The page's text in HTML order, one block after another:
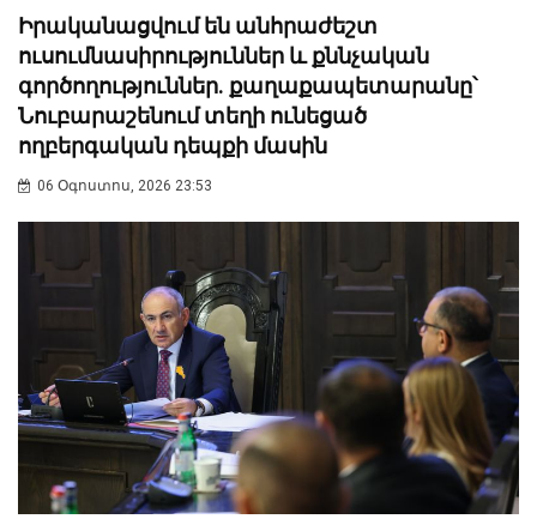
Իրականացվում են անհրաժեշտ
ուսումնասիրություններ և քննչական
գործողություններ. քաղաքապետարանը՝
Նուբարաշենում տեղի ունեցած
ողբերգական դեպքի մասին
06 Օգոստոս, 2026 23:53